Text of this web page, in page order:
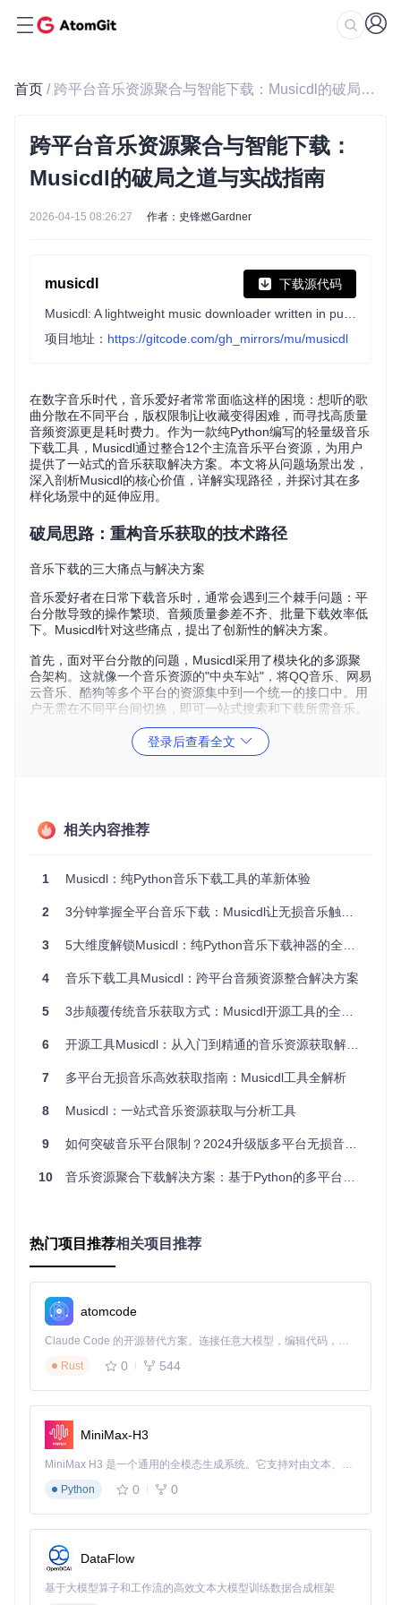
首页 / 跨平台音乐资源聚合与智能下载：Musicdl的破局之道与实战指南
跨平台音乐资源聚合与智能下载：
Musicdl的破局之道与实战指南
2026-04-15 08:26:27 作者：史锋燃Gardner
musicdl 下载源代码
项目地址： https://gitcode.com/gh_mirrors/mu/musicdl
在数字音乐时代，音乐爱好者常常面临这样的困境：想听的歌
曲分散在不同平台，版权限制让收藏变得困难，而寻找高质量
音频资源更是耗时费力。作为一款纯Python编写的轻量级音乐
下载工具，Musicdl通过整合12个主流音乐平台资源，为用户
提供了一站式的音乐获取解决方案。本文将从问题场景出发，
深入剖析Musicdl的核心价值，详解实现路径，并探讨其在多
样化场景中的延伸应用。
破局思路：重构音乐获取的技术路径
音乐下载的三大痛点与解决方案
音乐爱好者在日常下载音乐时，通常会遇到三个棘手问题：平
台分散导致的操作繁琐、音频质量参差不齐、批量下载效率低
下。Musicdl针对这些痛点，提出了创新性的解决方案。
首先，面对平台分散的问题，Musicdl采用了模块化的多源聚
合架构。这就像一个音乐资源的"中央车站"，将QQ音乐、网易
云音乐、酷狗等多个平台的资源集中到一个统一的接口中。用
户无需在不同平台间切换，即可一站式搜索和下载所需音乐。
其次，针对音频质量问题，Musicdl引入了智能质量选择机
制。它能够自动识别并优先选择高音质资源，确保用户获得最
发下载。这就像拥有了多个并行工作的"下载助手"，大大提高
技术架构的创新设计：从问题到价值的转化
Musicdl的技术架构设计体现了"问题-方案-价值"的清晰逻辑。
脑"，负责协调整个下载流程。
面对多平台适配的挑战，Musicdl采用了基于基类的插件化设
计。在musicdl/modules/sources/目录下，每个音乐平台都有
对应的实现模块，如netease.py、qq.py等。这种设计不仅解
决了不同平台API差异的问题，还为未来添加新平台提供了便
利，体现了良好的可扩展性。
中实现了一系列网络工具，包括请求重试、代理支持等功能。
提升了系统的健壮性。
零门槛启动有妙招：从安装到使用的快速上手
开始使用Musicdl前，需要进行简单的环境准备。首先，确保
git clone
cd
新手常见误区：有些用户可能会忽略requirements.txt文件，
选功能。建议按照上述步骤完整安装，以获得最佳体验。
Musicdl提供了多种使用方式，以满足不同用户的需求。对于
喜欢命令行的用户，可以直接使用以下命令搜索并下载音乐：
登录后查看全文
相关内容推荐
1 Musicdl：纯Python音乐下载工具的革新体验
2 3分钟掌握全平台音乐下载：Musicdl让无损音乐触手可及
3 5大维度解锁Musicdl：纯Python音乐下载神器的全方位指南
4 音乐下载工具Musicdl：跨平台音频资源整合解决方案
5 3步颠覆传统音乐获取方式：Musicdl开源工具的全方位解析
6 开源工具Musicdl：从入门到精通的音乐资源获取解决方案
7 多平台无损音乐高效获取指南：Musicdl工具全解析
8 Musicdl：一站式音乐资源获取与分析工具
9 如何突破音乐平台限制？2024升级版多平台无损音乐下载工具全攻略
10 音乐资源聚合下载解决方案：基于Python的多平台无损音乐获取工具
热门项目推荐相关项目推荐
atomcode
Claude Code 的开源替代方案。连接任意大模型，编辑代码，运行命令，自动验证 — 全自动执行。用 Rust 构建，极致性能。 ｜ An open-source alternative to Claude Code. Connect any LLM, edit code, run commands, and verify changes — autonomously. Built in Rust for speed. Get Started
Rust
0 544
MiniMax-H3
MiniMax H3 是一个通用的全模态生成系统。它支持对由文本、图像、视频和音频组成的多模态上下文进行统一理解，并能生成分辨率高达 2K、时长可达 15 秒的带原生立体声音频的视频。得益于面向任务泛化的系统设计，H3 在预训练阶段就已具备广泛的多模态上下文理解与生成能力，能够出色地执行复杂的多模态指令。
Python
0 0
DataFlow
基于大模型算子和工作流的高效文本大模型训练数据合成框架